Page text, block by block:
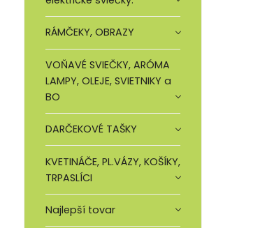
RÁMČEKY, OBRAZY
VOŇAVÉ SVIEČKY, ARÓMA
LAMPY, OLEJE, SVIETNIKY a
BO
DARČEKOVÉ TAŠKY
KVETINÁČE, PL.VÁZY, KOŠÍKY,
TRPASLÍCI
Najlepší tovar